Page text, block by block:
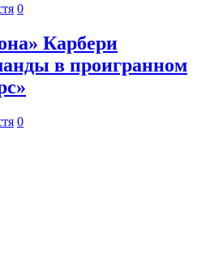
0
Карбери
в проигранном
0